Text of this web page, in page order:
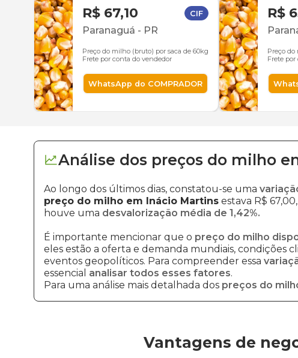
R$ 67,10 CIF
Paranaguá - PR
Preço do milho (bruto) por saca de 60kg
Frete por conta do vendedor
WhatsApp do COMPRADOR
R$
Preço do
Frete
Análise dos preços do milho
Ao longo dos últimos dias, constatou-se uma
preço do milho em Inácio Martins estava R$
houve uma desvalorização média de 1,42%.
É importante mencionar que o preço do milho
eles estão a oferta e demanda mundiais, condições
eventos geopolíticos. Para compreender essa
essencial analisar todos esses fatores.
Para uma análise mais detalhada dos preços do
Vantagens de